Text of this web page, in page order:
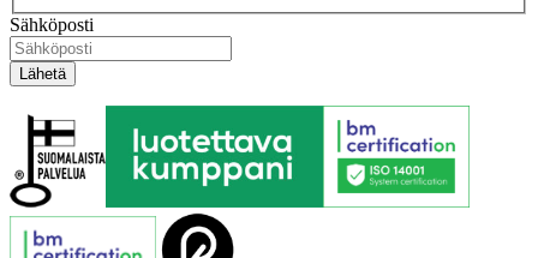
Sähköposti